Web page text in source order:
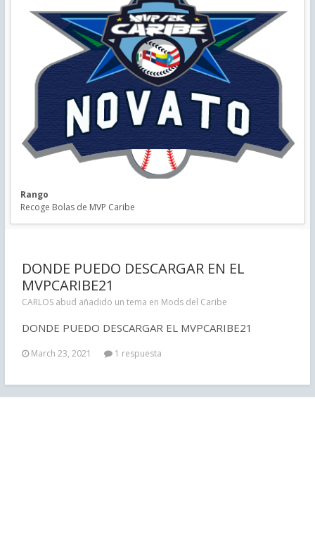
Rango
Recoge Bolas de MVP Caribe
DONDE PUEDO DESCARGAR EN EL
MVPCARIBE21
CARLOS abud añadido un tema en Mods del Caribe
DONDE PUEDO DESCARGAR EL MVPCARIBE21
March 23, 2021 1 respuesta